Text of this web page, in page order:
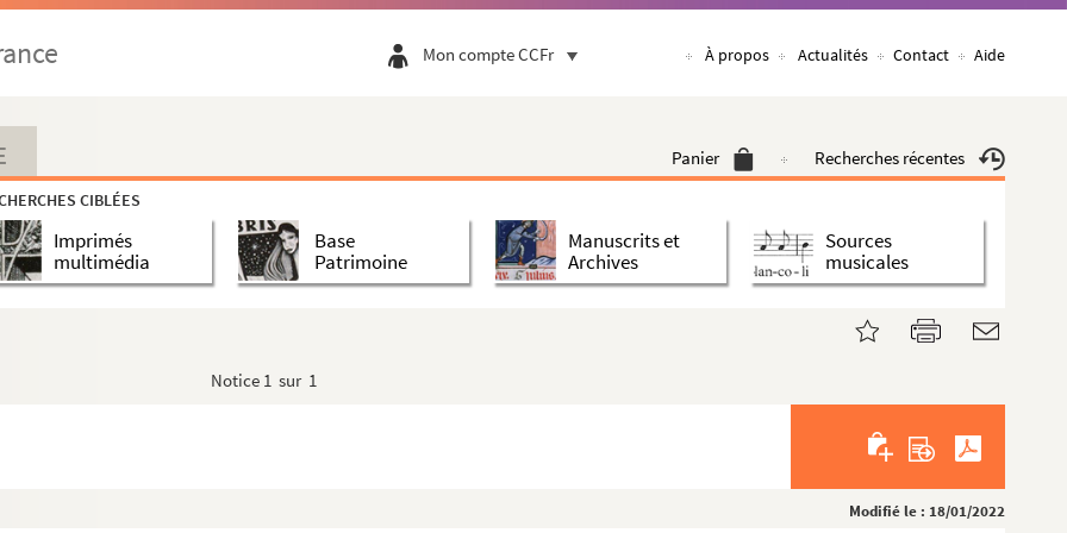
Mon compte CCFr À propos Actualités Contact Aide
Panier Recherches récentes
CIBLÉES
Imprimés
multimédia
Base
Patrimoine
Manuscrits et
Archives
Sources
musicales
Notice 1 sur 1
Modifié le : 18/01/2022
«